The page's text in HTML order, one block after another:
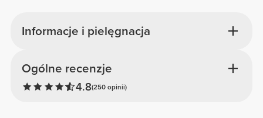
Informacje i pielęgnacja
Ogólne recenzje
4.8(250 opinii)